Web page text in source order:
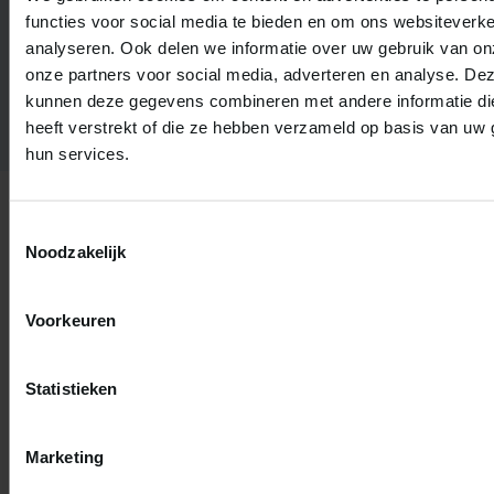
functies voor social media te bieden en om ons
analyseren. Ook delen we informatie over uw gebruik van
onze partners voor social media, adverteren en analyse.
kunnen deze gegevens combineren met andere informatie
heeft verstrekt of die ze hebben verzameld op basis van uw
hun services.
Noodzakelijk
Voorkeuren
Statistieken
Marketing
Meld vandaag je reparatie en maak een
afspraak.
Reparatie aanmelden
ook altijd je apparaat zelf langsbrengen.
Je hebt via ons een landelijk dekkend netwerk van